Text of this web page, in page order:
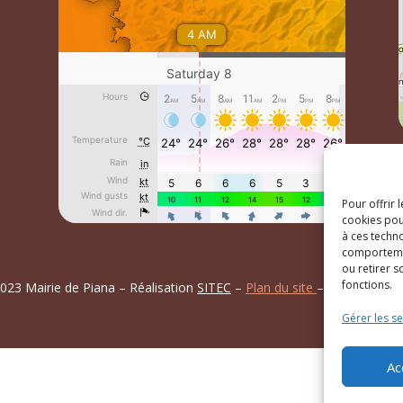
Pour offrir
cookies
à ces
ou retirer
fonctions.
Gérer les
Mairie de Piana – Réalisation SITEC – Plan du site – Mention